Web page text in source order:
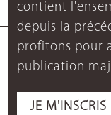
contient
depuis la
profitons pour
publication
JE M'INSCRIS